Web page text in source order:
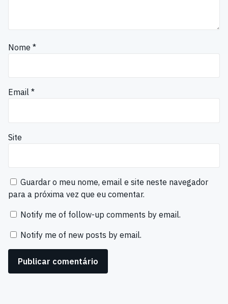
Nome *
Email *
Site
Guardar o meu nome, email e site neste navegador
para a próxima vez que eu comentar.
Notify me of follow-up comments by email.
Notify me of new posts by email.